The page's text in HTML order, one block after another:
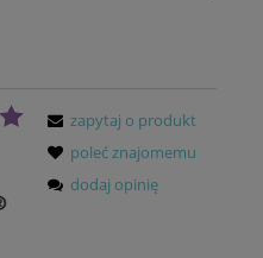
zapytaj o produkt
poleć znajomemu
dodaj opinię